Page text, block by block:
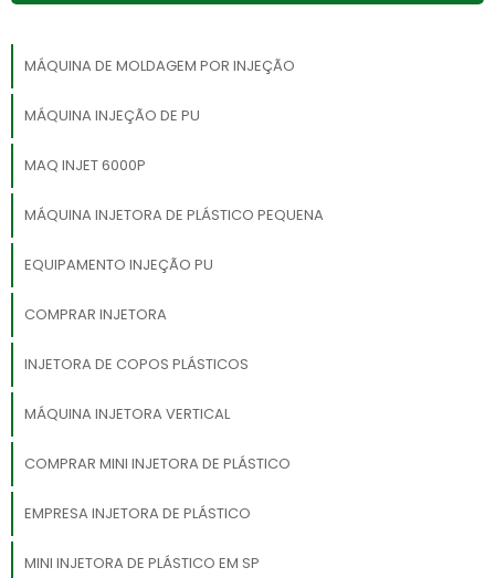
MÁQUINA DE MOLDAGEM POR INJEÇÃO
MÁQUINA INJEÇÃO DE PU
MAQ INJET 6000P
MÁQUINA INJETORA DE PLÁSTICO PEQUENA
EQUIPAMENTO INJEÇÃO PU
COMPRAR INJETORA
INJETORA DE COPOS PLÁSTICOS
MÁQUINA INJETORA VERTICAL
COMPRAR MINI INJETORA DE PLÁSTICO
EMPRESA INJETORA DE PLÁSTICO
MINI INJETORA DE PLÁSTICO EM SP